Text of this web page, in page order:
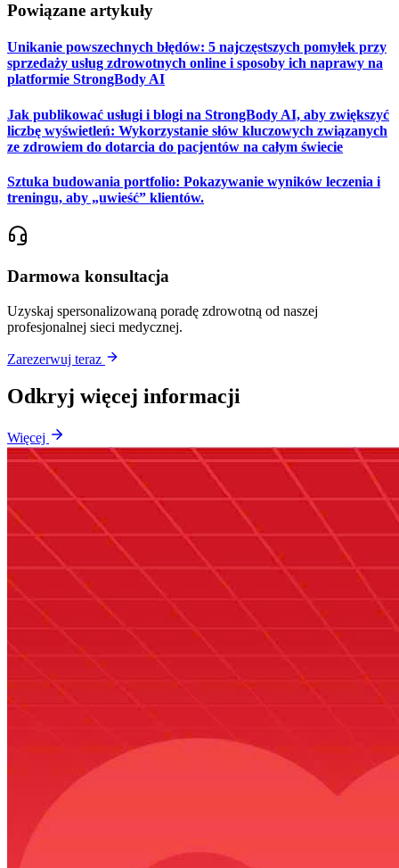
Powiązane artykuły
Unikanie powszechnych błędów: 5 najczęstszych pomyłek przy
sprzedaży usług zdrowotnych online i sposoby ich naprawy na
platformie StrongBody AI
Jak publikować usługi i blogi na StrongBody AI, aby zwiększyć
liczbę wyświetleń: Wykorzystanie słów kluczowych związanych
ze zdrowiem do dotarcia do pacjentów na całym świecie
Sztuka budowania portfolio: Pokazywanie wyników leczenia i
treningu, aby „uwieść” klientów.
Darmowa konsultacja
Uzyskaj spersonalizowaną poradę zdrowotną od naszej
profesjonalnej sieci medycznej.
Zarezerwuj teraz
Odkryj więcej informacji
Więcej